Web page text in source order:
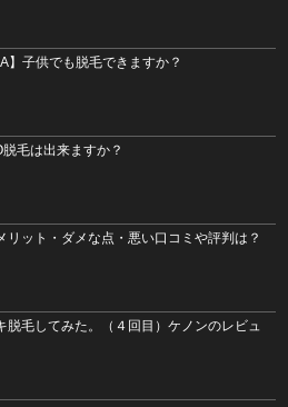
】子供でも脱毛できますか？
毛は出来ますか？
リット・ダメな点・悪い口コミや評判は？
脱毛してみた。（４回目）ケノンのレビュ